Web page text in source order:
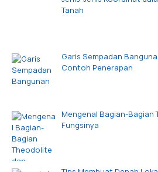
Tanah
Garis Sempadan
Contoh Penerapan
Mengenal Bagian-Bagian
Fungsinya